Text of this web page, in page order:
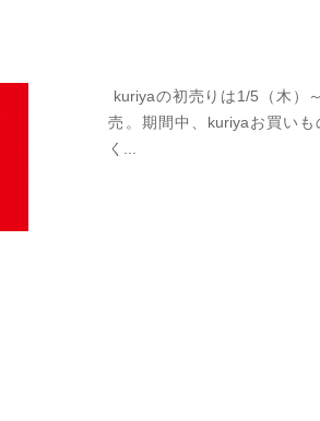
kuriyaの初売りは1/5（木）
売。期間中、kuriyaお買い
く...